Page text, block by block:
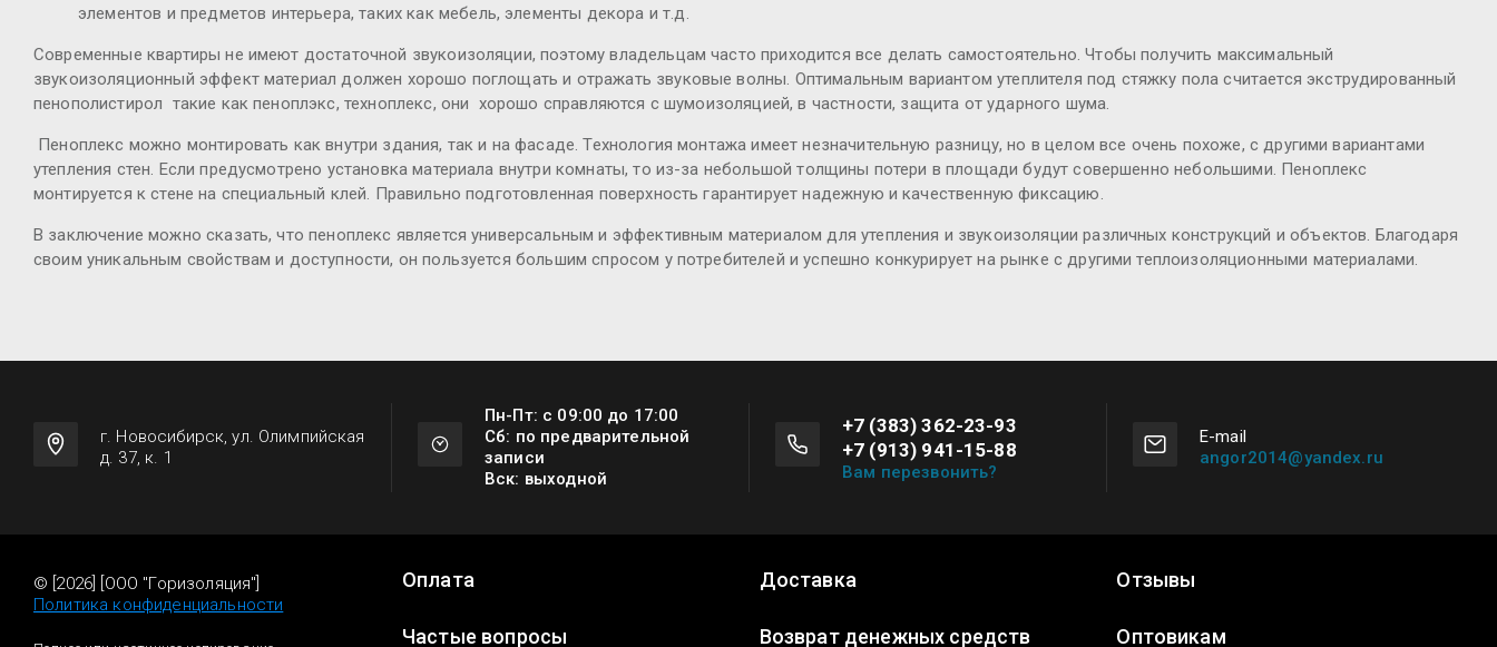
элементов и предметов интерьера, таких как мебель, элементы декора и т.д.
Современные квартиры не имеют достаточной звукоизоляции, поэтому владельцам часто приходится все делать самостоятельно. Чтобы получить максимальный
звукоизоляционный эффект материал должен хорошо поглощать и отражать звуковые волны. Оптимальным вариантом утеплителя под стяжку пола считается экструдированный
пенополистирол такие как пеноплэкс, техноплекс, они хорошо справляются с шумоизоляцией, в частности, защита от ударного шума.
Пеноплекс можно монтировать как внутри здания, так и на фасаде. Технология монтажа имеет незначительную разницу, но в целом все очень похоже, с другими вариантами
утепления стен. Если предусмотрено установка материала внутри комнаты, то из-за небольшой толщины потери в площади будут совершенно небольшими. Пеноплекс
монтируется к стене на специальный клей. Правильно подготовленная поверхность гарантирует надежную и качественную фиксацию.
В заключение можно сказать, что пеноплекс является универсальным и эффективным материалом для утепления и звукоизоляции различных конструкций и объектов. Благодаря
своим уникальным свойствам и доступности, он пользуется большим спросом у потребителей и успешно конкурирует на рынке с другими теплоизоляционными материалами.
г. Новосибирск, ул. Олимпийская
д. 37, к. 1
Пн-Пт: с 09:00 до 17:00
Сб: по предварительной
записи
Вск: выходной
+7 (383) 362-23-93
+7 (913) 941-15-88
Вам перезвонить?
Е-mail
angor2014@yandex.ru
© [2026] [ООО "Горизоляция"]
Политика конфиденциальности
Оплата Доставка Отзывы
Частые вопросы Возврат денежных средств Оптовикам